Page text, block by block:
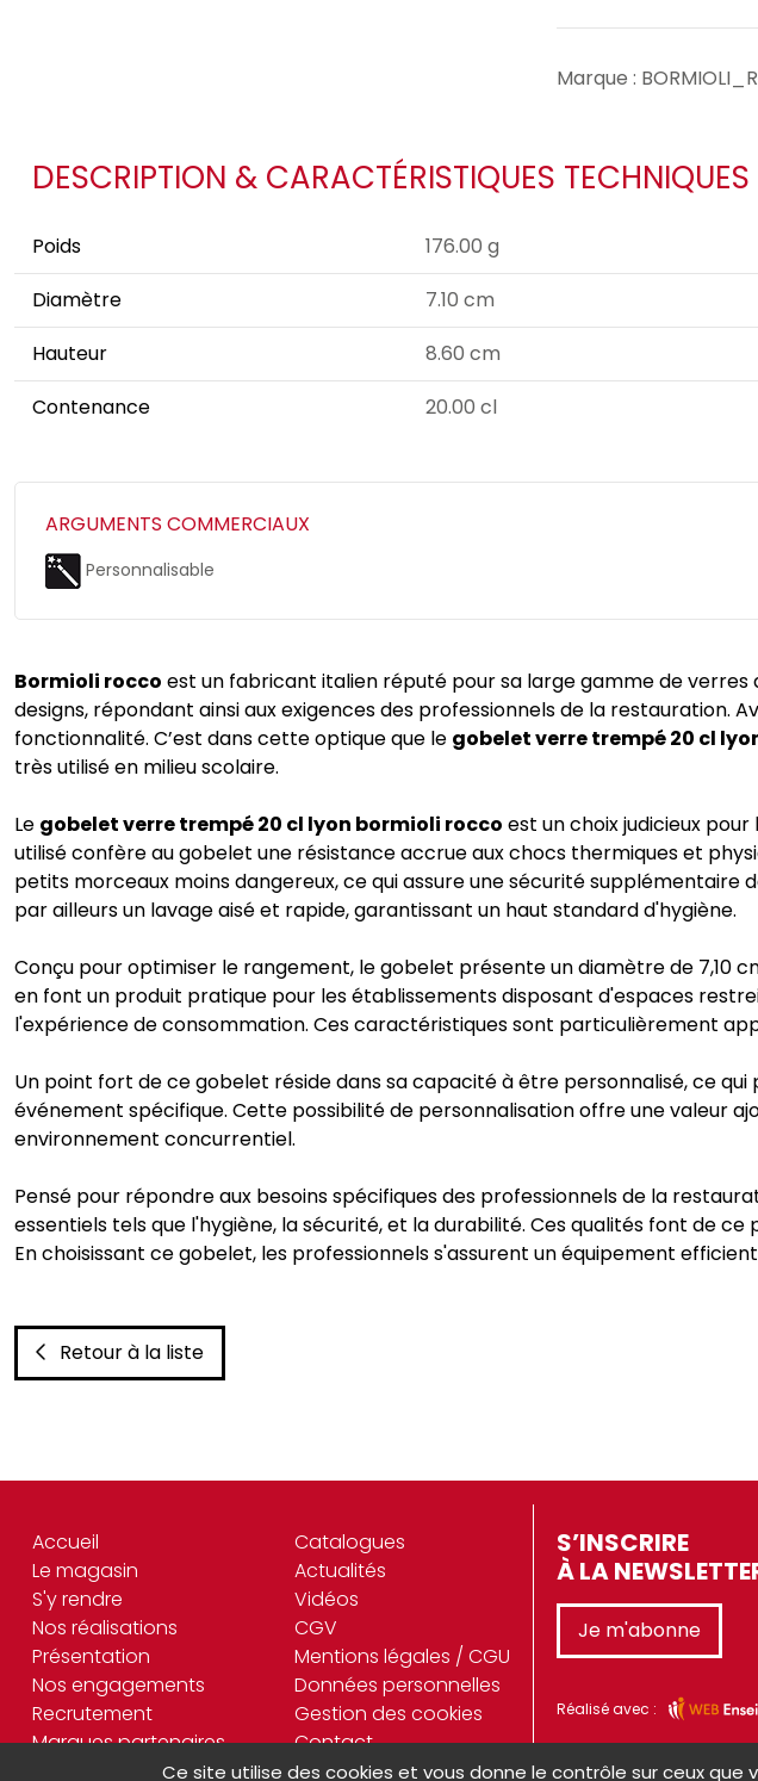
Marque :
DESCRIPTION & CARACTÉRISTIQUES TECHNIQUES
Poids
176.00 g
Diamètre
7.10 cm
Hauteur
8.60 cm
Contenance
20.00 cl
ARGUMENTS COMMERCIAUX
Personnalisable
Bormioli rocco est un fabricant italien réputé pour sa large gamme de
designs, répondant ainsi aux exigences des professionnels de la restauration.
fonctionnalité. C’est dans cette optique que le gobelet verre trempé 20 cl
très utilisé en milieu scolaire.
Le gobelet verre trempé 20 cl lyon bormioli rocco est un choix judicieux
utilisé confère au gobelet une résistance accrue aux chocs thermiques et
petits morceaux moins dangereux, ce qui assure une sécurité
par ailleurs un lavage aisé et rapide, garantissant un haut standard d'hygiène.
Conçu pour optimiser le rangement, le gobelet présente un diamètre de 7,10
en font un produit pratique pour les établissements disposant d'espaces
l'expérience de consommation. Ces caractéristiques sont particulièrement
Un point fort de ce gobelet réside dans sa capacité à être personnalisé, ce
événement spécifique. Cette possibilité de personnalisation offre une valeur
environnement concurrentiel.
Pensé pour répondre aux besoins spécifiques des professionnels de la
essentiels tels que l'hygiène, la sécurité, et la durabilité. Ces qualités font de
En choisissant ce gobelet, les professionnels s'assurent un équipement
Retour à la liste
Accueil
Le magasin
S'y rendre
Nos réalisations
Présentation
Nos engagements
Recrutement
Marques partenaires
Catalogues
Actualités
Vidéos
CGV
Mentions légales / CGU
Données personnelles
Gestion des cookies
Contact
S’INSCRIRE
À LA
Je m'abonne
Réalisé avec :
Ce site utilise des cookies et vous donne le contrôle sur ceux que